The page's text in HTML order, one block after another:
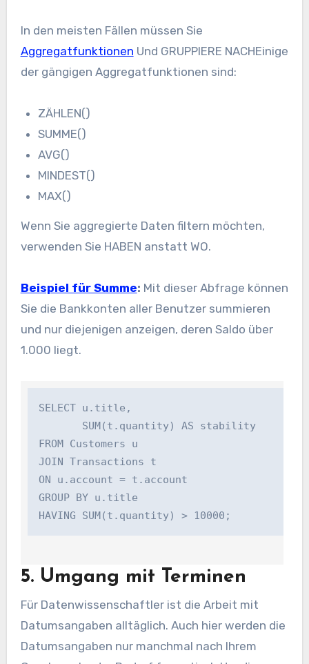
In den meisten Fällen müssen Sie
Aggregatfunktionen Und GRUPPIERE NACHEinige
der gängigen Aggregatfunktionen sind:
ZÄHLEN()
SUMME()
AVG()
MINDEST()
MAX()
Wenn Sie aggregierte Daten filtern möchten,
verwenden Sie HABEN anstatt WO.
Beispiel für Summe: Mit dieser Abfrage können
Sie die Bankkonten aller Benutzer summieren
und nur diejenigen anzeigen, deren Saldo über
1.000 liegt.
SELECT u.title,
       SUM(t.quantity) AS stability
FROM Customers u
JOIN Transactions t
ON u.account = t.account
GROUP BY u.title
5. Umgang mit Terminen
Für Datenwissenschaftler ist die Arbeit mit
Datumsangaben alltäglich. Auch hier werden die
Datumsangaben nur manchmal nach Ihrem